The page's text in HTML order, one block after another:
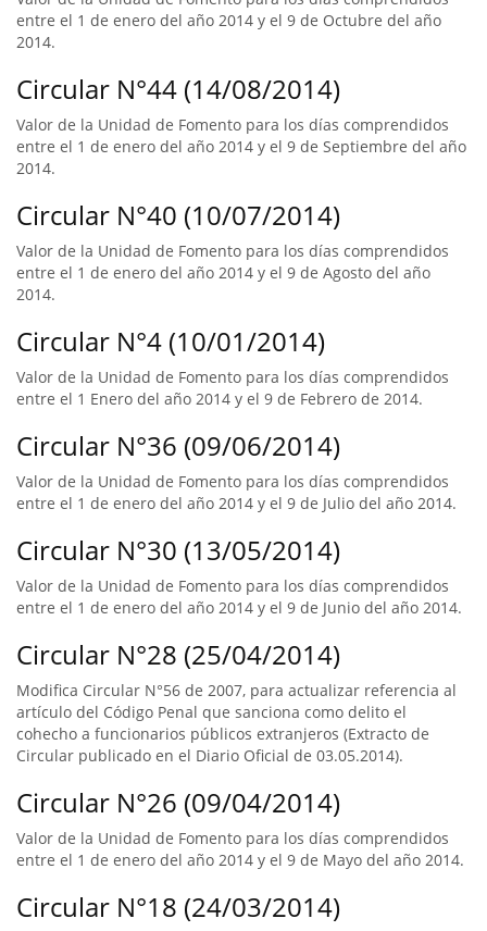
entre el 1 de enero del año 2014 y el 9 de Octubre del año
2014.
Circular N°44 (14/08/2014)
Valor de la Unidad de Fomento para los días comprendidos
entre el 1 de enero del año 2014 y el 9 de Septiembre del año
2014.
Circular N°40 (10/07/2014)
Valor de la Unidad de Fomento para los días comprendidos
entre el 1 de enero del año 2014 y el 9 de Agosto del año
2014.
Circular N°4 (10/01/2014)
Valor de la Unidad de Fomento para los días comprendidos
entre el 1 Enero del año 2014 y el 9 de Febrero de 2014.
Circular N°36 (09/06/2014)
Valor de la Unidad de Fomento para los días comprendidos
entre el 1 de enero del año 2014 y el 9 de Julio del año 2014.
Circular N°30 (13/05/2014)
Valor de la Unidad de Fomento para los días comprendidos
entre el 1 de enero del año 2014 y el 9 de Junio del año 2014.
Circular N°28 (25/04/2014)
Modifica Circular N°56 de 2007, para actualizar referencia al
artículo del Código Penal que sanciona como delito el
cohecho a funcionarios públicos extranjeros (Extracto de
Circular publicado en el Diario Oficial de 03.05.2014).
Circular N°26 (09/04/2014)
Valor de la Unidad de Fomento para los días comprendidos
entre el 1 de enero del año 2014 y el 9 de Mayo del año 2014.
Circular N°18 (24/03/2014)